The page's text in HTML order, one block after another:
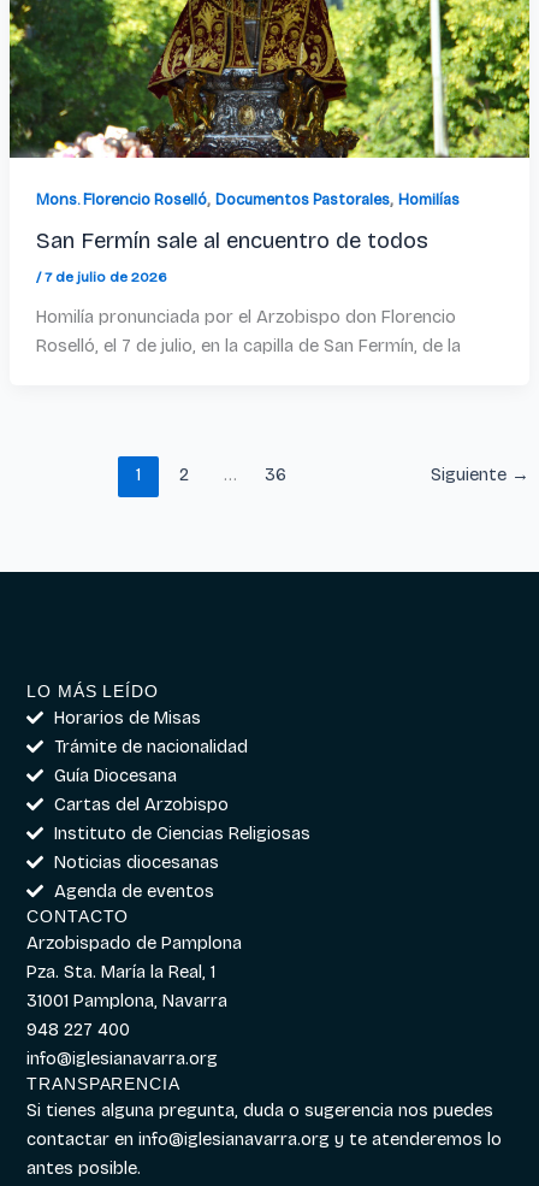
Mons. Florencio Roselló, Documentos Pastorales, Homilías
San Fermín sale al encuentro de todos
/7 de julio de 2026
Homilía pronunciada por el Arzobispo don Florencio
Roselló, el 7 de julio, en la capilla de San Fermín, de la
1 2 … 36 Siguiente →
LO MÁS LEÍDO
Horarios de Misas
Trámite de nacionalidad
Guía Diocesana
Cartas del Arzobispo
Instituto de Ciencias Religiosas
Noticias diocesanas
Agenda de eventos
CONTACTO
Arzobispado de Pamplona
Pza. Sta. María la Real, 1
31001 Pamplona, Navarra
948 227 400
info@iglesianavarra.org
TRANSPARENCIA
Si tienes alguna pregunta, duda o sugerencia nos puedes
contactar eninfo@iglesianavarra.org y te atenderemos lo
antes posible.